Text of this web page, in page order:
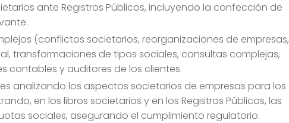
ante Registros Públicos, incluyendo la confección de
(conflictos societarios, reorganizaciones de empresas,
transformaciones de tipos sociales, consultas complejas,
contables y auditores de los clientes.
analizando los aspectos societarios de empresas para los
en los libros societarios y en los Registros Públicos, las
sociales, asegurando el cumplimiento regulatorio.